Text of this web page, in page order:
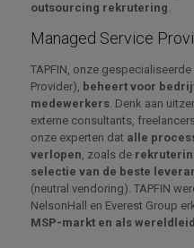
outsourcing rekrutering.
Managed Service
TAPFIN, onze
Provider), beheert voor
medewerkers. Denk aan
externe consultants,
onze experten dat alle
verlopen, zoals de
selectie van de beste
(neutral vendoring). TAPFIN
NelsonHall en Everest Group
MSP-markt en als